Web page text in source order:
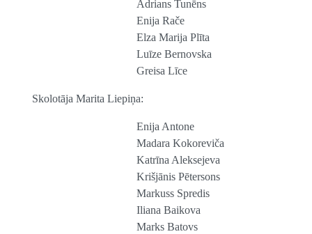
Adrians Tunēns
Enija Rače
Elza Marija Plīta
Luīze Bernovska
Greisa Līce
Skolotāja Marita Liepiņa:
Enija Antone
Madara Kokoreviča
Katrīna Aleksejeva
Krišjānis Pētersons
Markuss Spredis
Iliana Baikova
Marks Batovs